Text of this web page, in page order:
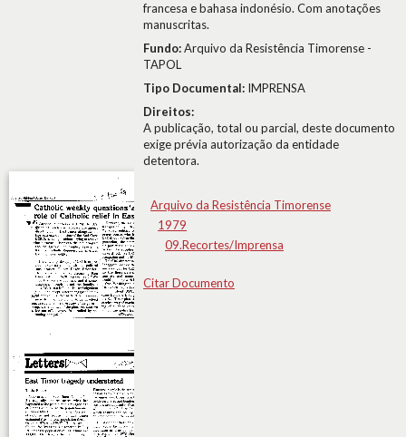
francesa e bahasa indonésio. Com anotações
manuscritas.
Fundo:Arquivo da Resistência Timorense -
TAPOL
Tipo Documental: IMPRENSA
Direitos:
A publicação, total ou parcial, deste documento
exige prévia autorização da entidade
detentora.
Arquivo da Resistência Timorense
1979
09.Recortes/Imprensa
Citar Documento